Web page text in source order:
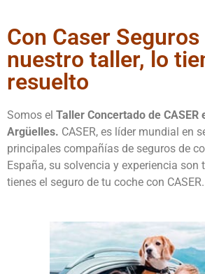
Con Caser Seguros
nuestro taller, lo
resuelto
Somos el Taller Concertado de CASER
Argüelles. CASER, es líder mundial en
principales compañías de seguros de
España, su solvencia y experiencia son
tienes el seguro de tu coche con CASER.